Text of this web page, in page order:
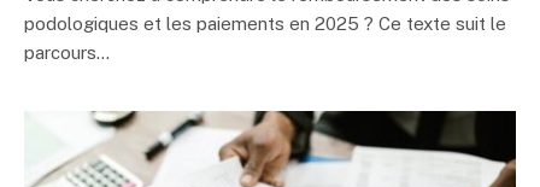
podologiques et les paiements en 2025 ? Ce texte suit le
parcours…